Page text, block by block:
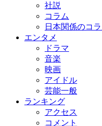
社説
コラム
日本関係のコ
エンタメ
ドラマ
音楽
映画
アイドル
芸能一般
ランキング
アクセス
コメント